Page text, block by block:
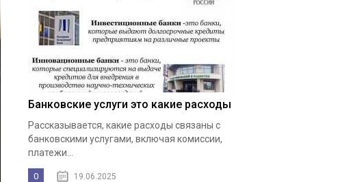
Банковские услуги это какие расходы
Рассказывается, какие расходы связаны с
банковскими услугами, включая комиссии,
платежи...
0 19.06.2025